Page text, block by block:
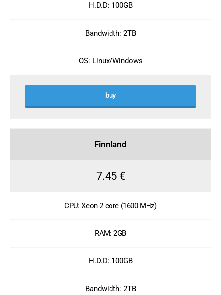
H.D.D: 100GB
Bandwidth: 2TB
OS: Linux/Windows
buy
Finnland
7.45 €
CPU: Xeon 2 core (1600 MHz)
RAM: 2GB
H.D.D: 100GB
Bandwidth: 2TB